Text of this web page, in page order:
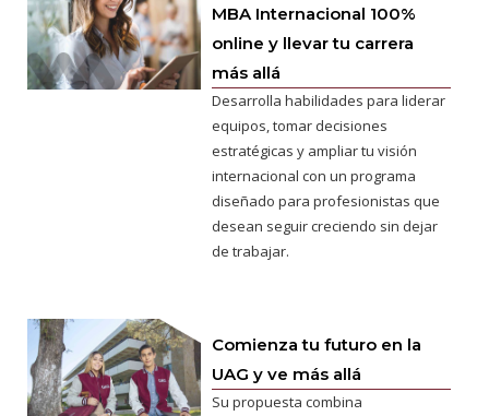
MBA Internacional 100%
online y llevar tu carrera
más allá
Desarrolla habilidades para liderar
equipos, tomar decisiones
estratégicas y ampliar tu visión
internacional con un programa
diseñado para profesionistas que
desean seguir creciendo sin dejar
de trabajar.
Comienza tu futuro en la
UAG y ve más allá
Su propuesta combina